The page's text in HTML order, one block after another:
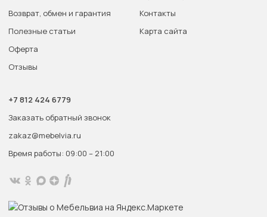
Возврат, обмен и гарантия
Полезные статьи
Оферта
Отзывы
Контакты
Карта сайта
+7 812 424 6779
Заказать обратный звонок
zakaz@mebelvia.ru
Время работы: 09:00 – 21:00